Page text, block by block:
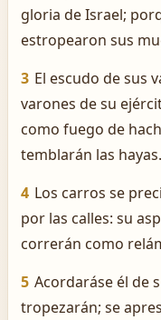
gloria de Israel;
estropearon sus
3 El escudo de sus
varones de su
como fuego de
temblarán las hayas.
4 Los carros se
por las calles: su
correrán como
5 Acordaráse él de
tropezarán; se